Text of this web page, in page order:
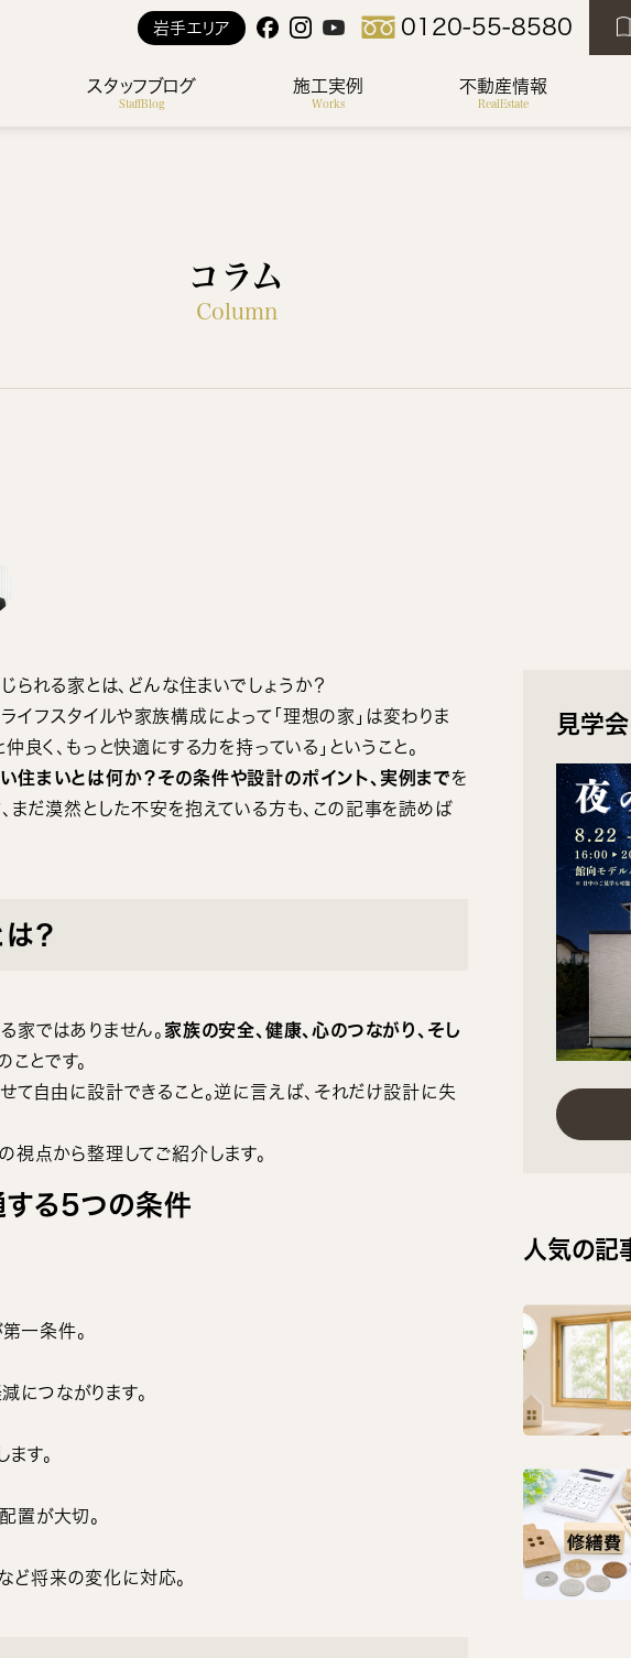
岩手エリア 0120-55-8580
スタッフブログ
StaffBlog
施工実例
Works
不動産情報
RealEstate
コラム
Column
られる家とは、どんな住まいでしょうか？
フスタイルや家族構成によって「理想の家」は変わりま
良く、もっと快適にする力を持っている」ということ。
住まいとは何か？その条件や設計のポイント、実例までを
まだ漠然とした不安を抱えている方も、この記事を読めば
？
家ではありません。 家族の安全、健康、心のつながり、そし
とです。
て自由に設計できること。逆に言えば、それだけ設計に失
視点から整理してご紹介します。
る5つの条件
一条件。
につながります。
す。
置が大切。
ど将来の変化に対応。
見学会
人気の記